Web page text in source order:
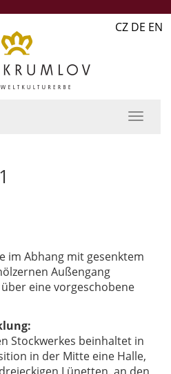
CZ DE EN
im Abhang mit gesenktem
Außengang
eine vorgeschobene
Stockwerkes beinhaltet in
in der Mitte eine Halle,
Lünetten, an den